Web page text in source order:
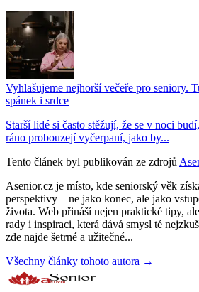
Vyhlašujeme nejhorší večeře pro seniory.
spánek i srdce
Starší lidé si často stěžují, že se v noci
ráno probouzejí vyčerpaní, jako by...
Tento článek byl publikován ze zdrojů
Asenior.cz je místo, kde seniorský věk
perspektivy – ne jako konec, ale jako
života. Web přináší nejen praktické tipy,
rady i inspiraci, která dává smysl té
zde najde šetrné a užitečné...
Všechny články tohoto autora →